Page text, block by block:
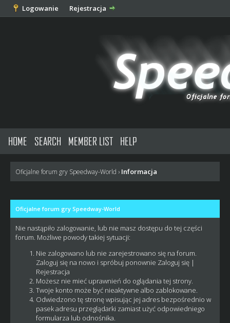
Logowanie Rejestracja
HOME SEARCH MEMBER LIST HELP
Oficjalne forum gry Speedway-World › Informacja
Oficjalne forum gry Speedway-World
Nie nastąpiło zalogowanie, lub nie masz dostępu do tej części
forum. Możliwe powody takiej sytuacji:
Nie zalogowano lub nie zarejestrowano się na forum.
Zaloguj się na nowo i spróbuj ponownie Zaloguj się|
Rejestracja
Możesz nie mieć uprawnień do oglądania tej strony.
Twoje konto może być nieaktywne albo zablokowane.
Odwiedzono tę stronę wpisując jej adres bezpośrednio w
pasek adresu przeglądarki zamiast użyć odpowiedniego
formularza lub odnośnika.